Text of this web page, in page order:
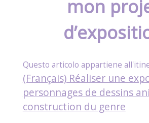
mon
(Français) Réaliser une
personnages de dessins
construction du genre